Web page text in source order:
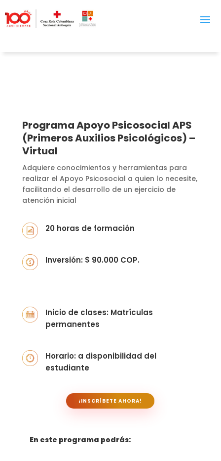
Programa Apoyo Psicosocial APS
(Primeros Auxilios Psicológicos) –
Virtual
Adquiere conocimientos y herramientas para
realizar el Apoyo Psicosocial a quien lo necesite,
facilitando el desarrollo de un ejercicio de
atención inicial
20 horas de formación
Inversión: $ 90.000 COP.
Inicio de clases: Matrículas
permanentes
Horario: a disponibilidad del
estudiante
¡INSCRÍBETE AHORA!
En este programa podrás: